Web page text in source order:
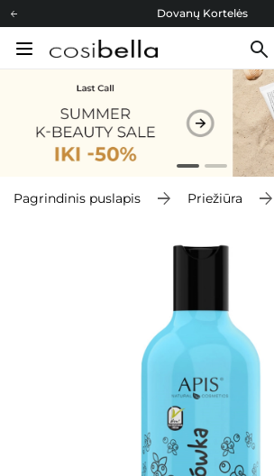
Dovanų Kortelės
Cosibella lojalumo programa
Dovanų Kortelės
Pagrindinis puslapis Priežiūra